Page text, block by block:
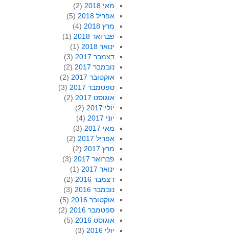
מאי 2018
(2)
אפריל 2018
(5)
מרץ 2018
(4)
פברואר 2018
(1)
ינואר 2018
(1)
דצמבר 2017
(3)
נובמבר 2017
(2)
אוקטובר 2017
(2)
ספטמבר 2017
(3)
אוגוסט 2017
(2)
יולי 2017
(2)
יוני 2017
(4)
מאי 2017
(3)
אפריל 2017
(2)
מרץ 2017
(2)
פברואר 2017
(3)
ינואר 2017
(1)
דצמבר 2016
(2)
נובמבר 2016
(3)
אוקטובר 2016
(5)
ספטמבר 2016
(2)
אוגוסט 2016
(5)
יולי 2016
(3)